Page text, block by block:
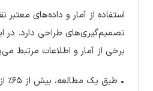
استفاده از آمار و داده‌های
تصمیم‌گیری‌های طراحی دارد.
برخی از آمار و اطلاعات مرتبط
• طبق